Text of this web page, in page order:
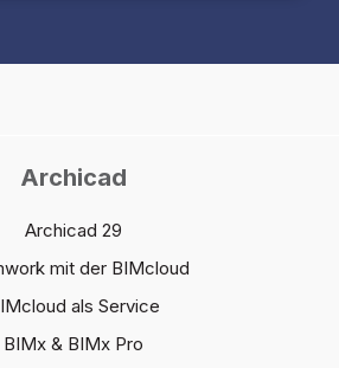
Archicad
Archicad 29
mit der BIMcloud
als Service
BIMx & BIMx Pro